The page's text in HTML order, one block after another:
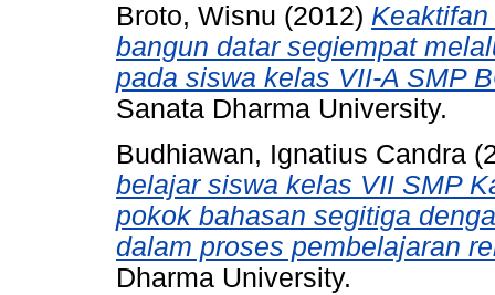
Broto, Wisnu (2012)
bangun datar segiempat
pada siswa kelas VII-A SMP
Sanata Dharma University.
Budhiawan, Ignatius Candra
belajar siswa kelas VII SMP
pokok bahasan segitiga
dalam proses pembelajaran
Dharma University.